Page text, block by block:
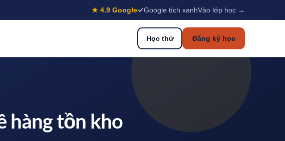
★ 4.9 Google Google tích xanhVào lớp học →
Học thử Đăng ký học
hàng tồn kho